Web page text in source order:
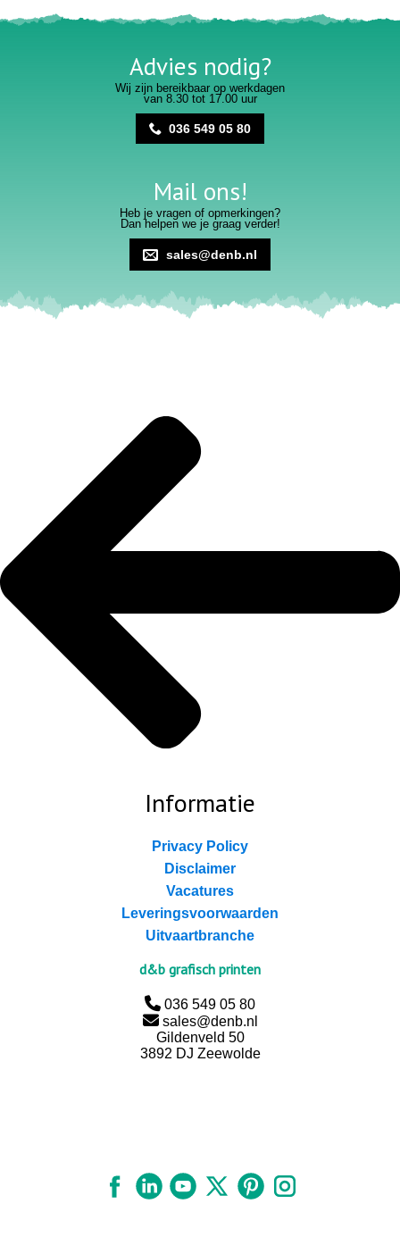
Advies nodig?
Wij zijn bereikbaar op werkdagen
van 8.30 tot 17.00 uur
036 549 05 80
Mail ons!
Heb je vragen of opmerkingen?
Dan helpen we je graag verder!
sales@denb.nl
Informatie
Privacy Policy
Disclaimer
Vacatures
Leveringsvoorwaarden
Uitvaartbranche
d&b grafisch printen
036 549 05 80
sales@denb.nl
Gildenveld 50
3892 DJ Zeewolde